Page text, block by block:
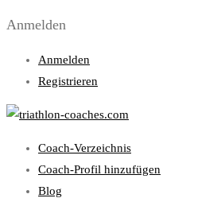
Anmelden
Anmelden
Registrieren
Coach-Verzeichnis
Coach-Profil hinzufügen
Blog